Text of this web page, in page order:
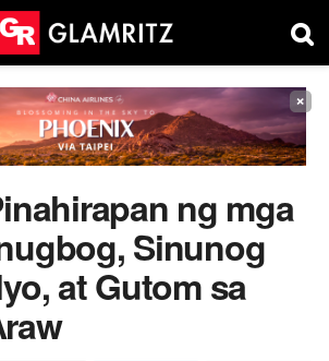
×
ng mga
Sinunog
at Gutom sa